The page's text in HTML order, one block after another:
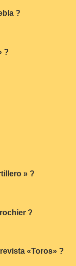
?
?
» ?
?
«Toros» ?